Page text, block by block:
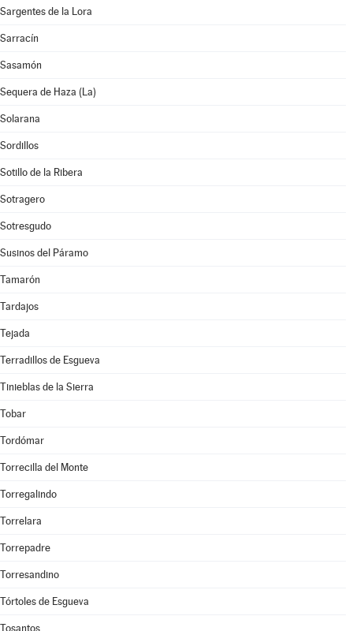
Sargentes de la Lora
Sarracín
Sasamón
Sequera de Haza (La)
Solarana
Sordillos
Sotillo de la Ribera
Sotragero
Sotresgudo
Susinos del Páramo
Tamarón
Tardajos
Tejada
Terradillos de Esgueva
Tinieblas de la Sierra
Tobar
Tordómar
Torrecilla del Monte
Torregalindo
Torrelara
Torrepadre
Torresandino
Tórtoles de Esgueva
Tosantos